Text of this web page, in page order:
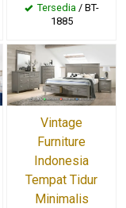
Tersedia / BT-
1885
Vintage
Furniture
Indonesia
Tempat Tidur
Minimalis